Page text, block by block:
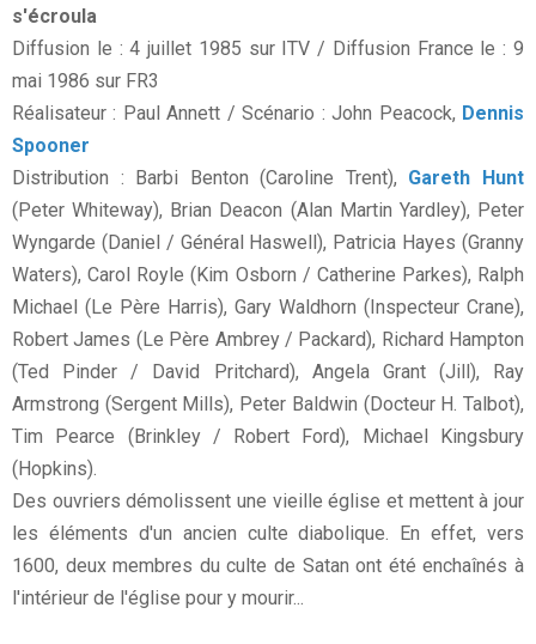
s'écroula
Diffusion le : 4 juillet 1985 sur ITV / Diffusion France le : 9
mai 1986 sur FR3
Réalisateur : Paul Annett / Scénario : John Peacock, Dennis
Spooner
Distribution : Barbi Benton (Caroline Trent), Gareth Hunt
(Peter Whiteway), Brian Deacon (Alan Martin Yardley), Peter
Wyngarde (Daniel / Général Haswell), Patricia Hayes (Granny
Waters), Carol Royle (Kim Osborn / Catherine Parkes), Ralph
Michael (Le Père Harris), Gary Waldhorn (Inspecteur Crane),
Robert James (Le Père Ambrey / Packard), Richard Hampton
(Ted Pinder / David Pritchard), Angela Grant (Jill), Ray
Armstrong (Sergent Mills), Peter Baldwin (Docteur H. Talbot),
Tim Pearce (Brinkley / Robert Ford), Michael Kingsbury
(Hopkins).
Des ouvriers démolissent une vieille église et mettent à jour
les éléments d'un ancien culte diabolique. En effet, vers
1600, deux membres du culte de Satan ont été enchaînés à
l'intérieur de l'église pour y mourir...